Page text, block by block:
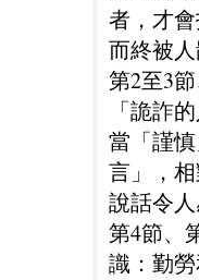
者，才
而終被
第2至3
「詭詐
當「謹
言」，
說話令
第4節、
識：勤